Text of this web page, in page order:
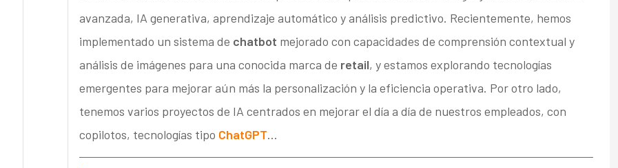
avanzada, IA generativa, aprendizaje automático y análisis predictivo. Recientemente, hemos
implementado un sistema de chatbot mejorado con capacidades de comprensión contextual y
análisis de imágenes para una conocida marca de retail, y estamos explorando tecnologías
emergentes para mejorar aún más la personalización y la eficiencia operativa. Por otro lado,
tenemos varios proyectos de IA centrados en mejorar el día a día de nuestros empleados, con
copilotos, tecnologías tipo ChatGPT…